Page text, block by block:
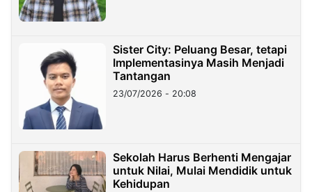
Sister City: Peluang Besar, tetapi
Implementasinya Masih Menjadi
Tantangan
23/07/2026 - 20:08
Sekolah Harus Berhenti Mengajar
untuk Nilai, Mulai Mendidik untuk
Kehidupan